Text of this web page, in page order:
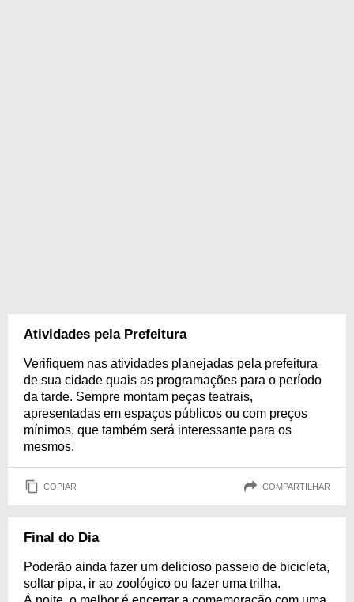
Atividades pela Prefeitura
Verifiquem nas atividades planejadas pela prefeitura
de sua cidade quais as programações para o período
da tarde. Sempre montam peças teatrais,
apresentadas em espaços públicos ou com preços
mínimos, que também será interessante para os
mesmos.
COPIAR COMPARTILHAR
Final do Dia
Poderão ainda fazer um delicioso passeio de bicicleta,
soltar pipa, ir ao zoológico ou fazer uma trilha.